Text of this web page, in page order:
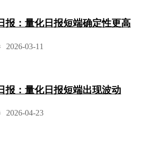
报：量化日报短端确定性更高
2026-03-11
报：量化日报短端出现波动
2026-04-23